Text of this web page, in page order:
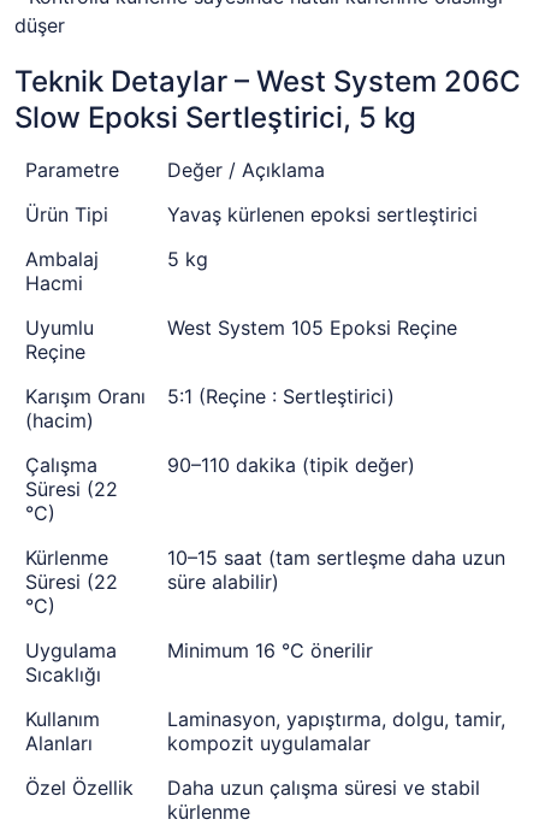
düşer
Teknik Detaylar – West System 206C
Slow Epoksi Sertleştirici, 5 kg
Parametre
Değer / Açıklama
Ürün Tipi
Yavaş kürlenen epoksi sertleştirici
Ambalaj
Hacmi
5 kg
Uyumlu
Reçine
West System 105 Epoksi Reçine
Karışım Oranı
(hacim)
5:1 (Reçine : Sertleştirici)
Çalışma
Süresi (22
°C)
90–110 dakika (tipik değer)
Kürlenme
Süresi (22
°C)
10–15 saat (tam sertleşme daha uzun
süre alabilir)
Uygulama
Sıcaklığı
Minimum 16 °C önerilir
Kullanım
Alanları
Laminasyon, yapıştırma, dolgu, tamir,
kompozit uygulamalar
Özel Özellik
Daha uzun çalışma süresi ve stabil
kürlenme